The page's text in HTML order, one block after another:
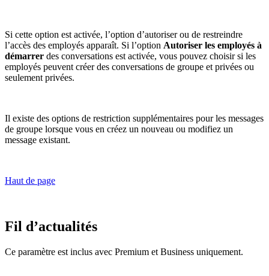
Si cette option est activée, l’option d’autoriser ou de restreindre
l’accès des employés apparaît. Si l’option Autoriser les employés à
démarrer des conversations est activée, vous pouvez choisir si les
employés peuvent créer des conversations de groupe et privées ou
seulement privées.
Il existe des options de restriction supplémentaires pour les messages
de groupe lorsque vous en créez un nouveau ou modifiez un
message existant.
Haut de page
Fil d’actualités
Ce paramètre est inclus avec Premium et Business uniquement.